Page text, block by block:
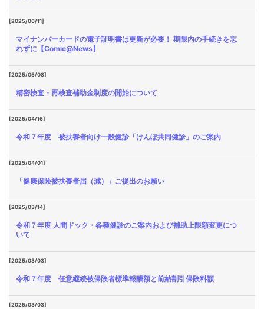
[2025/06/11]
マイナンバーカードの電子証明書は更新が必要！ 期限内の手続きを忘
れずに【Comic@News】
[2025/05/08]
精密検査・再検査補助金制度の開始について
[2025/04/16]
令和７年度 被扶養者向け一般健診「けんぽ共同健診」のご案内
[2025/04/01]
「健康保険被扶養者届（減）」ご提出のお願い
[2025/03/14]
令和７年度 人間ドック・各種健診のご案内および補助上限額変更につ
いて
[2025/03/03]
令和７年度 任意継続被保険者標準報酬額と前納割引保険料額
[2025/03/03]